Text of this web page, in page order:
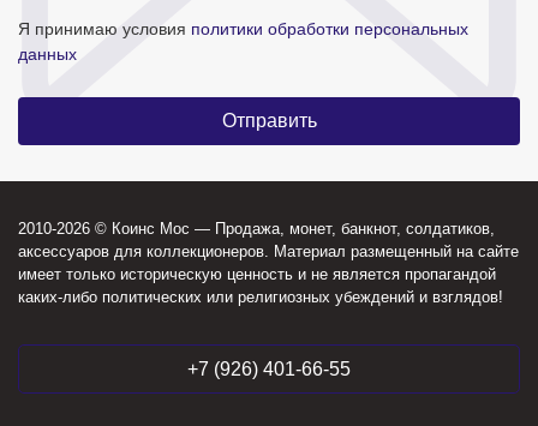
Я принимаю условия политики обработки персональных
данных
2010-2026 © Коинс Мос — Продажа, монет, банкнот, солдатиков,
аксессуаров для коллекционеров. Материал размещенный на сайте
имеет только историческую ценность и не является пропагандой
каких-либо политических или религиозных убеждений и взглядов!
+7 (926) 401-66-55